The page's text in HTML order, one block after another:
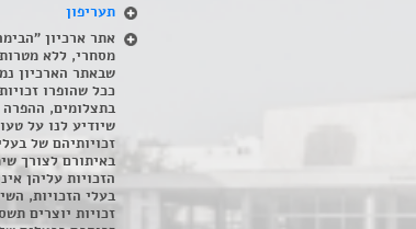
תעריפון
אתר ארכיון
מסחרי, ללא
שבאתר הארכיון
ככל שהופרו
בתצלומים,
שיודיע לנו על
זכויותיהם של
באיתורם לצורך
הזכויות עליהן